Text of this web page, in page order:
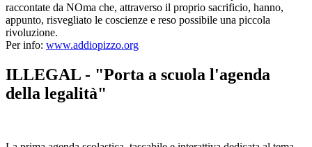
raccontate da NOma che, attraverso il proprio sacrificio, hanno,
appunto, risvegliato le coscienze e reso possibile una piccola
rivoluzione.
Per info: www.addiopizzo.org
ILLEGAL - "Porta a scuola l'agenda
della legalità"